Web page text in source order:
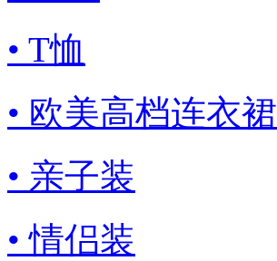
• T恤
• 欧美高档连衣裙
• 亲子装
• 情侣装